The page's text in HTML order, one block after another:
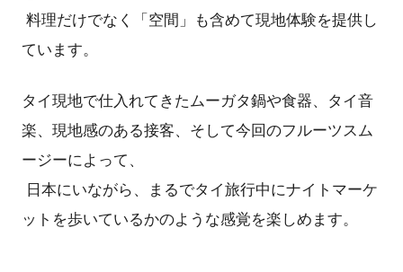
料理だけでなく「空間」も含めて現地体験を提供し
ています。
タイ現地で仕入れてきたムーガタ鍋や食器、タイ音
楽、現地感のある接客、そして今回のフルーツスム
ージーによって、
日本にいながら、まるでタイ旅行中にナイトマーケ
ットを歩いているかのような感覚を楽しめます。